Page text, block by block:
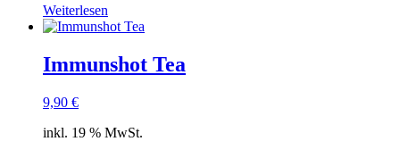
Weiterlesen
Immunshot Tea
9,90 €
inkl. 19 % MwSt.